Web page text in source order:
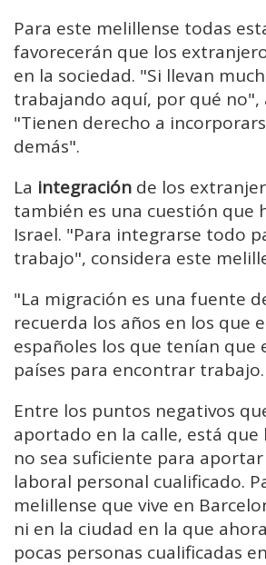
Para este melillense todas
favorecerán que los
en la sociedad. "Si llevan
trabajando aquí, por qué no",
"Tienen derecho a
demás".
La integración de los
también es una cuestión que
Israel. "Para integrarse todo
trabajo", considera este
"La migración es una fuente
recuerda los años en los que
españoles los que tenían que
países para encontrar trabajo.
Entre los puntos negativos
aportado en la calle, está
no sea suficiente para
laboral personal cualificado.
melillense que vive en
ni en la ciudad en la que
pocas personas cualificadas